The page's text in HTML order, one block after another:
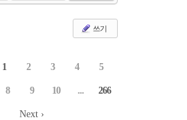
쓰기
1 2 3 4 5
8 9 10 ... 266
Next ›